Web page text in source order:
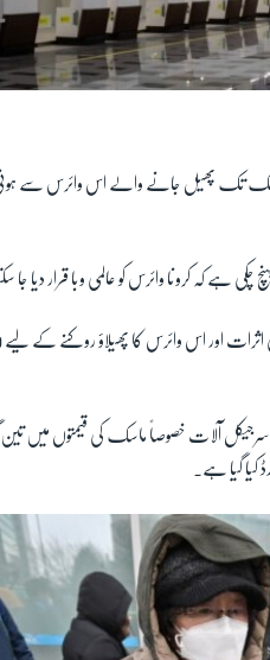
کوریا، امریکہ، ایران، یورپ، برطانیہ اور دُنیا کے لگ بھگ 80 ممالک تک پھیل جانے
ہے کہ کرونا وائرس کو عالمی وبا قرار دیا جا
آلات خصوصاً ماسک کی قیمتوں میں تین